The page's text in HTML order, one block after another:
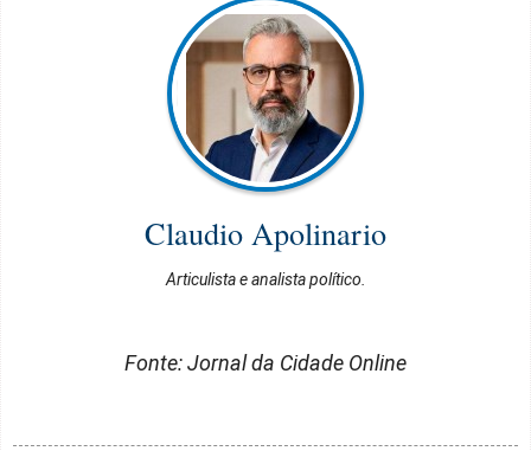
Claudio Apolinario
Articulista e analista político.
Fonte: Jornal da Cidade Online